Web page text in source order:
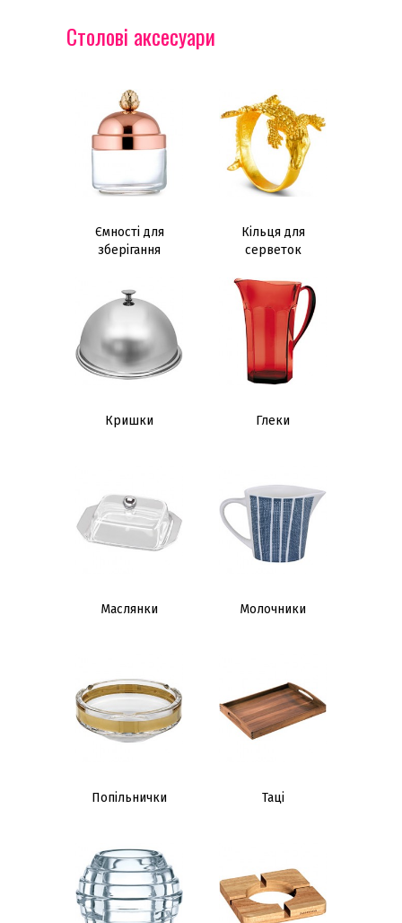
Столові аксесуари
Ємності для
зберігання
Кільця для
серветок
Кришки Глеки
Маслянки Молочники
Попільнички Таці